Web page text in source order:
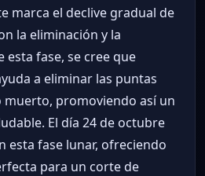
marca el declive gradual de
la eliminación y la
esta fase, se cree que
a eliminar las puntas
muerto, promoviendo así un
El día 24 de octubre
esta fase lunar, ofreciendo
para un corte de